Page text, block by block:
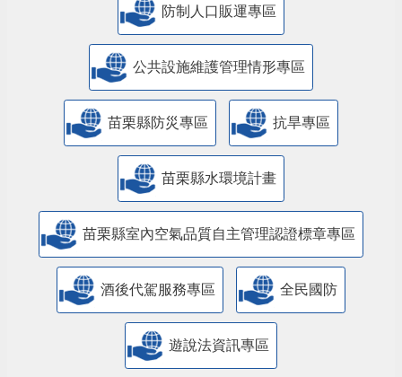
防制人口販運專區
​公共設施維護管理情形專區
苗栗縣防災專區 抗旱專區
苗栗縣水環境計畫
苗栗縣室內空氣品質自主管理認證標章專區
酒後代駕服務專區 全民國防
遊說法資訊專區